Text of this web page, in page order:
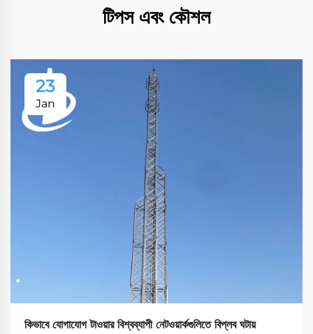
টিপস এবং কৌশল
23
Jan
কিভাবে যোগাযোগ টাওয়ার বিশ্বব্যাপী নেটওয়ার্কগুলিতে বিপ্লব ঘটায়